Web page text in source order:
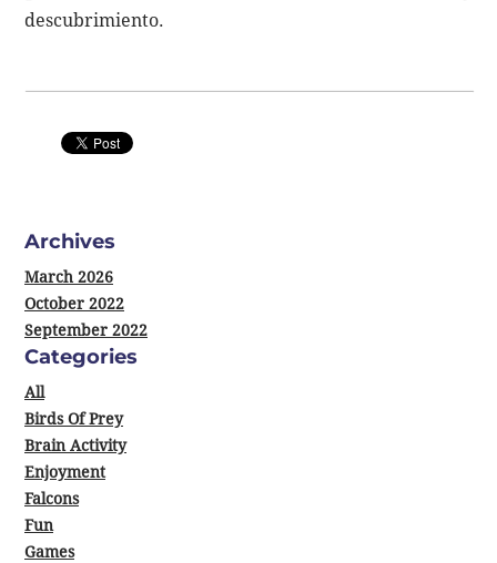
descubrimiento.
Archives
March 2026
October 2022
September 2022
Categories
All
Birds Of Prey
Brain Activity
Enjoyment
Falcons
Fun
Games